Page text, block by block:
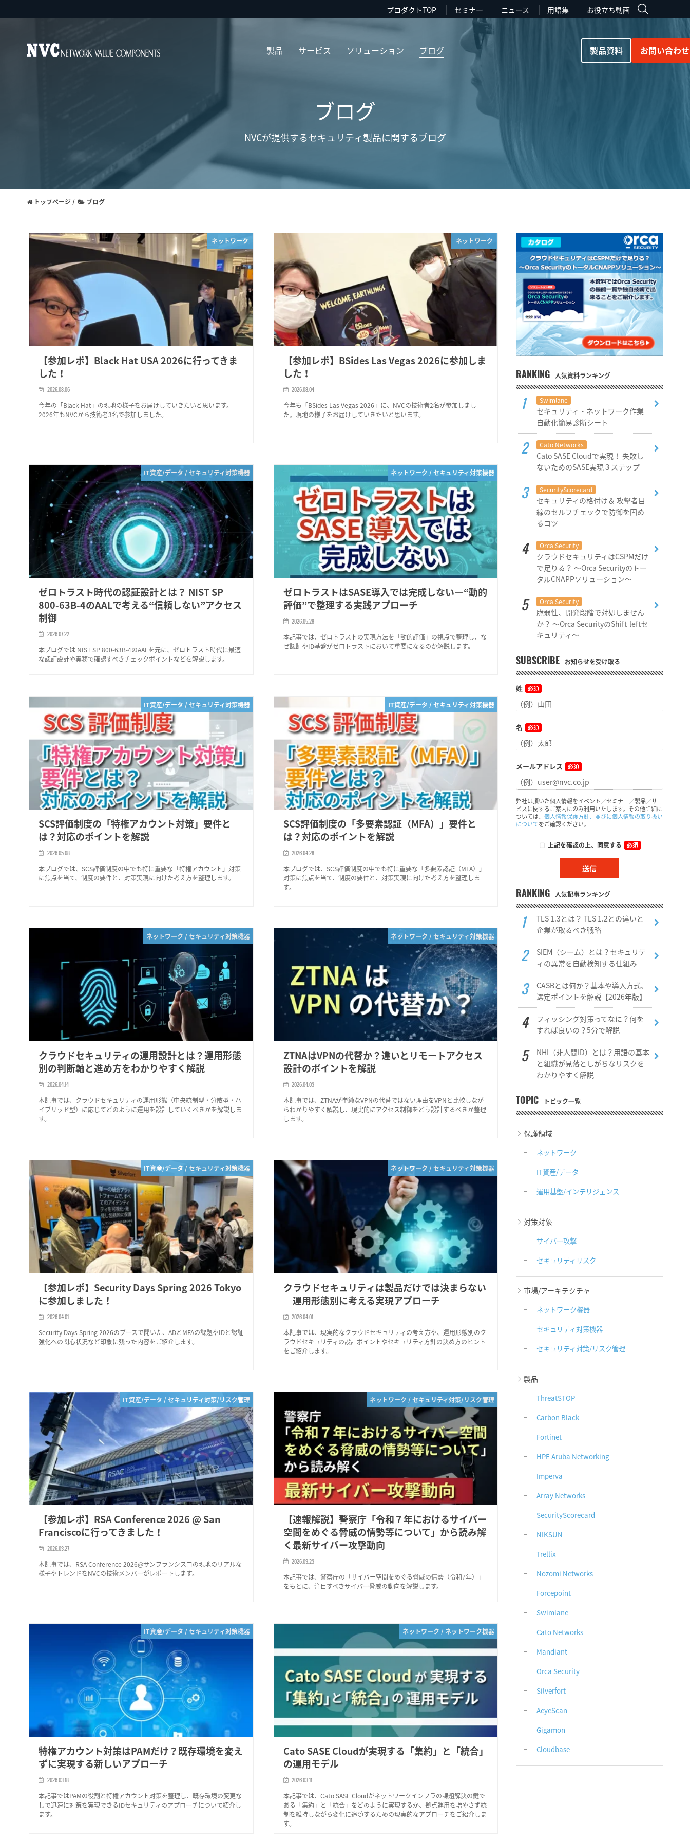
プロダクトTOP セミナー ニュース 用語集 お役立ち動画
製品 サービス ソリューション ブログ 製品資料 お問い合わせ
ブログ
NVCが提供するセキュリティ製品に関するブログ
トップページ ブログ
ネットワーク
【参加レポ】Black Hat USA 2026に行ってきま
した！
2026.08.06
今年の「Black Hat」の現地の様子をお届けしていきたいと思います。
2026年もNVCから技術者3名で参加しました。
ネットワーク
【参加レポ】BSides Las Vegas 2026に参加しま
した！
2026.08.04
今年も「BSides Las Vegas 2026」に、NVCの技術者2名が参加しまし
た。現地の様子をお届けしていきたいと思います。
IT資産/データ / セキュリティ対策機器
ゼロトラスト時代の認証設計とは？ NIST SP
800-63B-4のAALで考える“信頼しない”アクセス
制御
2026.07.22
本ブログでは NIST SP 800-63B-4のAALを元に、ゼロトラスト時代に最適
な認証設計や実務で確認すべきチェックポイントなどを解説します。
ネットワーク / セキュリティ対策機器
ゼロトラストはSASE導入では完成しない―“動的
評価”で整理する実践アプローチ
2026.05.28
本記事では、ゼロトラストの実現方法を「動的評価」の視点で整理し、な
ぜ認証やID基盤がゼロトラストにおいて重要になるのか解説します。
IT資産/データ / セキュリティ対策機器
SCS評価制度の「特権アカウント対策」要件と
は？対応のポイントを解説
2026.05.08
本ブログでは、SCS評価制度の中でも特に重要な「特権アカウント」対策
に焦点を当て、制度の要件と、対策実現に向けた考え方を整理します。
IT資産/データ / セキュリティ対策機器
SCS評価制度の「多要素認証（MFA）」要件と
は？対応のポイントを解説
2026.04.28
本ブログでは、SCS評価制度の中でも特に重要な「多要素認証（MFA）」
対策に焦点を当て、制度の要件と、対策実現に向けた考え方を整理しま
す。
ネットワーク / セキュリティ対策機器
クラウドセキュリティの運用設計とは？運用形態
別の判断軸と進め方をわかりやすく解説
2026.04.14
本記事では、クラウドセキュリティの運用形態（中央統制型・分散型・ハ
イブリッド型）に応じてどのように運用を設計していくべきかを解説しま
す。
ネットワーク / セキュリティ対策機器
ZTNAはVPNの代替か？違いとリモートアクセス
設計のポイントを解説
2026.04.03
本記事では、ZTNAが単純なVPNの代替ではない理由をVPNと比較しなが
らわかりやすく解説し、現実的にアクセス制御をどう設計するべきか整理
します。
IT資産/データ / セキュリティ対策機器
【参加レポ】Security Days Spring 2026 Tokyo
に参加しました！
2026.04.01
Security Days Spring 2026のブースで聞いた、ADとMFAの課題やIDと認証
強化への関心状況など印象に残った内容をご紹介します。
ネットワーク / セキュリティ対策機器
クラウドセキュリティは製品だけでは決まらない
―運用形態別に考える実現アプローチ
2026.04.01
本記事では、現実的なクラウドセキュリティの考え方や、運用形態別のク
ラウドセキュリティの設計ポイントやセキュリティ方針の決め方のヒント
をご紹介します。
IT資産/データ / セキュリティ対策/リスク管理
【参加レポ】RSA Conference 2026 @ San
Franciscoに行ってきました！
2026.03.27
本記事では、RSA Conference 2026@サンフランシスコの現地のリアルな
様子やトレンドをNVCの技術メンバーがレポートします。
ネットワーク / セキュリティ対策/リスク管理
【速報解説】警察庁「令和７年におけるサイバー
空間をめぐる脅威の情勢等について」から読み解
く最新サイバー攻撃動向
2026.03.23
本記事では、警察庁の「サイバー空間をめぐる脅威の情勢（令和7年）」
をもとに、注目すべきサイバー脅威の動向を解説します。
IT資産/データ / セキュリティ対策機器
特権アカウント対策はPAMだけ？既存環境を変え
ずに実現する新しいアプローチ
2026.03.18
本記事ではPAMの役割と特権アカウント対策を整理し、既存環境の変更な
しで迅速に対策を実現できるIDセキュリティのアプローチについて紹介し
ます。
ネットワーク / ネットワーク機器
Cato SASE Cloudが実現する「集約」と「統合」
の運用モデル
2026.03.11
本記事では、Cato SASE Cloudがネットワークインフラの課題解決の鍵で
ある「集約」と「統合」をどのように実現するか、拠点運用を増やさず統
制を維持しながら変化に追随するための現実的なアプローチをご紹介しま
す。
RANKING 人気資料ランキング
Swimlane
セキュリティ・ネットワーク作業
自動化簡易診断シート
Cato Networks
Cato SASE Cloudで実現！ 失敗し
ないためのSASE実現３ステップ
SecurityScorecard
セキュリティの格付け＆ 攻撃者目
線のセルフチェックで防御を固め
るコツ
Orca Security
クラウドセキュリティはCSPMだけ
で足りる？ ～Orca Securityのトー
タルCNAPPソリューション～
Orca Security
脆弱性、開発段階で対処しません
か？ ～Orca SecurityのShift-leftセ
キュリティ～
SUBSCRIBE お知らせを受け取る
姓 必須
名 必須
メールアドレス 必須
弊社は頂いた個人情報をイベント／セミナー／製品／サー
ビスに関するご案内にのみ利用いたします。その他詳細に
ついては、 個人情報保護方針、並びに個人情報の取り扱い
についてをご確認ください。
上記を確認の上、同意する 必須
RANKING 人気記事ランキング
TLS 1.3とは？ TLS 1.2との違いと
企業が取るべき戦略
SIEM（シーム）とは？セキュリテ
ィの異常を自動検知する仕組み
CASBとは何か？基本や導入方式、
選定ポイントを解説【2026年版】
フィッシング対策ってなに？何を
すれば良いの？5分で解説
NHI（非人間ID）とは？用語の基本
と組織が見落としがちなリスクを
わかりやすく解説
TOPIC トピック一覧
保護領域
ネットワーク
IT資産/データ
運用基盤/インテリジェンス
対策対象
サイバー攻撃
セキュリティリスク
市場/アーキテクチャ
ネットワーク機器
セキュリティ対策機器
セキュリティ対策/リスク管理
製品
ThreatSTOP
Carbon Black
Fortinet
HPE Aruba Networking
Imperva
Array Networks
SecurityScorecard
NIKSUN
Trellix
Nozomi Networks
Forcepoint
Swimlane
Cato Networks
Mandiant
Orca Security
Silverfort
AeyeScan
Gigamon
Cloudbase